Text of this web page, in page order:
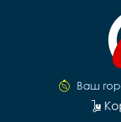
Ваш